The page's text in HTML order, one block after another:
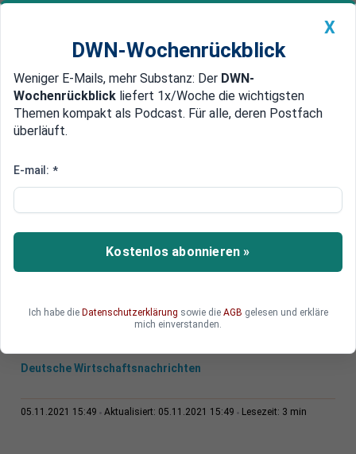
Newsticker MEIN DWN: Geldanlage Premium
Edelmetalle DWN-Magazin China
Bund und Länder empfehlen
verschärfen 2G-Regeln
Bund und Länder forcieren die Verabreichung
einer Drittimpfung. Zudem soll die 2G-Regel
Deutsche Wirtschaftsnachrichten
05.11.2021 15:49 Aktualisiert: 05.11.2021 15:49 Lesezeit: 3 min
X
DWN-Wochenrückblick
Weniger E-Mails, mehr Substanz: Der DWN-
Wochenrückblick liefert 1x/Woche die wichtigsten
Themen kompakt als Podcast. Für alle, deren Postfach
überläuft.
E-mail: *
Kostenlos abonnieren »
Ich habe die Datenschutzerklärung sowie die AGB gelesen und erkläre
mich einverstanden.